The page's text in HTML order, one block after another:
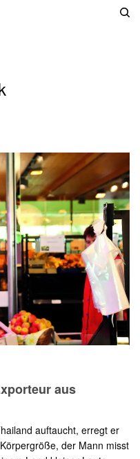
aus
auftaucht, erregt er
der Mann misst